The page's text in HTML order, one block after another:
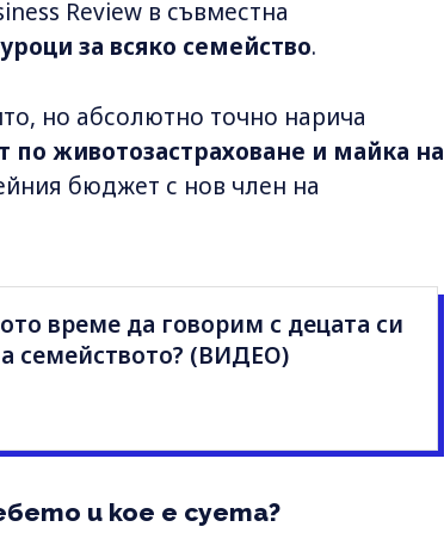
Review в съвместна
за всяко семейство.
но абсолютно точно нарича
по животозастраховане и майка на
бюджет с нов член на
време да говорим с децата си
семейството? (ВИДЕО)
и кое е суета?